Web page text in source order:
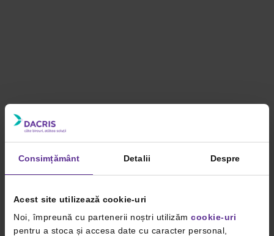
Consimțământ Detalii Despre
Acest site utilizează cookie-uri
Noi, împreună cu partenerii noștri utilizăm cookie-uri
pentru a stoca și accesa date cu caracter personal,